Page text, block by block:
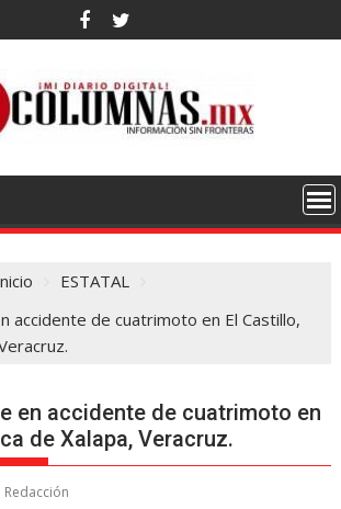
ESTATAL
accidente de cuatrimoto en El Castillo,
en accidente de cuatrimoto en
de Xalapa, Veracruz.
Redacción